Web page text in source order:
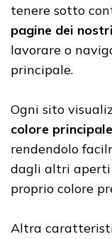
tenere sotto
pagine dei
lavorare o
principale.
Ogni sito
colore
rendendolo
dagli altri aperti
proprio colore
Altra